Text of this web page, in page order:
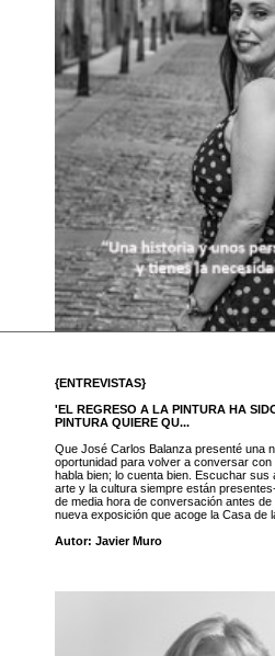
{ENTREVISTAS}
'EL REGRESO A LA PINTURA HA
PINTURA QUIERE QU...
Que José Carlos Balanza presenté una
oportunidad para volver a conversar
habla bien; lo cuenta bien. Escuchar
arte y la cultura siempre están
de media hora de conversación antes de
nueva exposición que acoge la Casa de
Autor: Javier Muro